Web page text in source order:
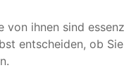
von ihnen sind
entscheiden, ob